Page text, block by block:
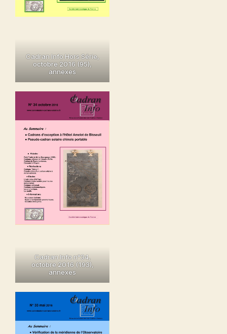
Cadran Info Hors Série,
octobre 2016 (95),
annexes
Cadran Info n°34,
octobre 2016 (193),
annexes